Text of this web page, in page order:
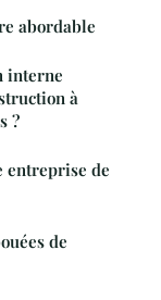
abordable
interne
à
?
entreprise de
de